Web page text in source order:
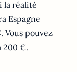
la réalité
Espagne
. Vous pouvez
200 €.